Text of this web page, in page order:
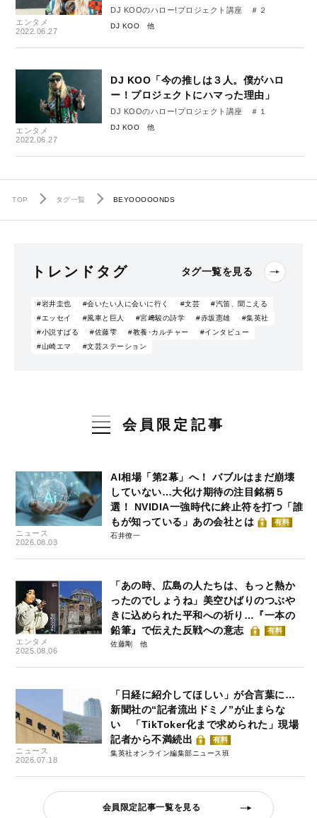
エンタメ
2022.06.27
DJ KOOのハロー!プロジェクト講座 ＃２
DJ KOO
エンタメ
2022.06.27
DJ KOO「今の推しは３人。僕がハロ
ー！プロジェクトにハマった理由」
DJ KOOのハロー!プロジェクト講座 ＃１
DJ KOO
TOP タグ一覧 BEYOOOOONDS
トレンドタグ タグ一覧を見る
#岩井圭也 #会いたい人に会いに行く #文芸
#汽笛、聞こえる
#エッセイ
#風車と巨人 #宮﨑駿の詩学 #赤坂憲雄
#集英社
#小説すばる
#佐藤雫 #教養･カルチャー
#インタビュー
#山崎エマ
#文芸ステーション
会員限定記事
ニュース
2026.08.03
AI相場「第2幕」へ！ バブルはまだ崩壊
していない…大化け期待の注目銘柄５
選！ NVIDIA一強時代に終止符を打つ「誰
もが知っている」あの会社とは
有料
石井僚一
エンタメ
2025.08.06
「あの時、広島の人たちは、もっと熱か
ったのでしょうね」美空ひばりのつぶや
きに込められた平和への祈り…『一本の
鉛筆』で伝えた反戦への意志
有料
佐藤剛
ニュース
2026.07.18
「日経に紹介してほしい」が合言葉に…
新聞社の“記者流出ドミノ”が止まらな
い 「TikToker化まで求められた」現場
記者から不満続出
有料
集英社オンライン編集部ニュース班
会員限定記事一覧を見る